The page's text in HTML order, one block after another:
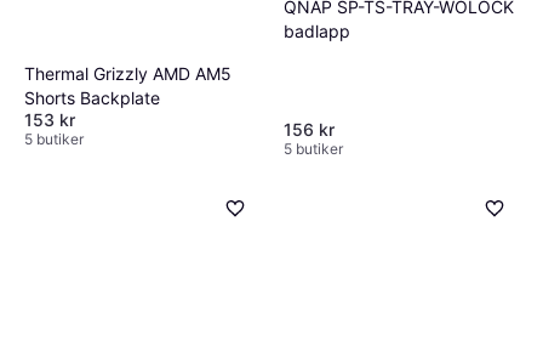
Thermal Grizzly AMD AM5
Shorts Backplate
153 kr
5 butiker
QNAP SP-TS-TRAY-WOLOCK
badlapp
156 kr
5 butiker